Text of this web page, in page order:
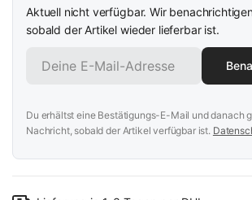
Aktuell nicht verfügbar. Wir
sobald der Artikel wieder lieferbar ist.
Du erhältst eine Bestätigungs-E-Mail und danach
Nachricht, sobald der Artikel verfügbar ist.